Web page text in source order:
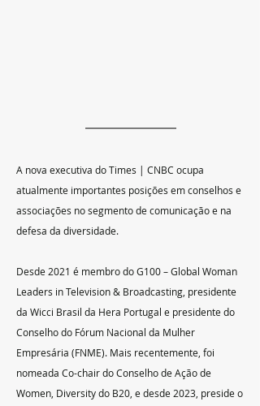
A nova executiva do Times | CNBC ocupa
atualmente importantes posições em conselhos e
associações no segmento de comunicação e na
defesa da diversidade.
Desde 2021 é membro do G100 – Global Woman
Leaders in Television & Broadcasting, presidente
da Wicci Brasil da Hera Portugal e presidente do
Conselho do Fórum Nacional da Mulher
Empresária (FNME). Mais recentemente, foi
nomeada Co-chair do Conselho de Ação de
Women, Diversity do B20, e desde 2023, preside o